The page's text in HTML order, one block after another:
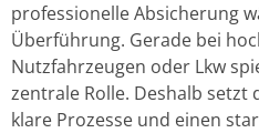
professionelle Absicherung
Überführung. Gerade bei
Nutzfahrzeugen oder Lkw
zentrale Rolle. Deshalb setzt
klare Prozesse und einen